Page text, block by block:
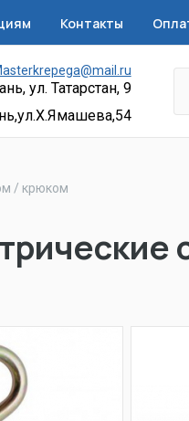
Контакты
ул. Татарстан, 9
/ крюком